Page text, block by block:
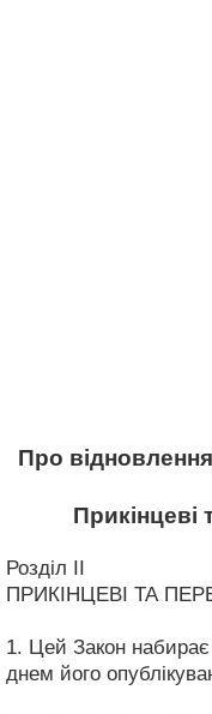
Про
Прикінцеві
Розділ II
ПРИКІНЦЕВІ ТА
1. Цей Закон набирає
днем його